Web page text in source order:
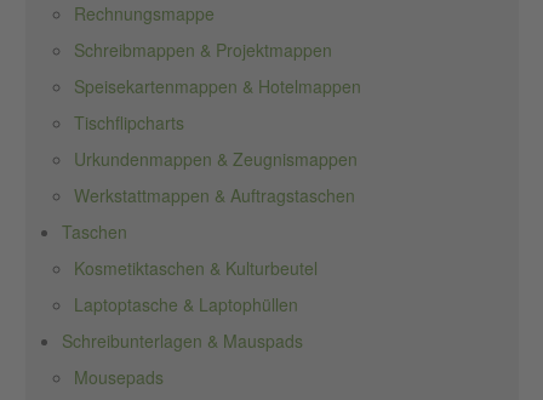
Rechnungsmappe
Schreibmappen & Projektmappen
Speisekartenmappen & Hotelmappen
Tischflipcharts
Urkundenmappen & Zeugnismappen
Werkstattmappen & Auftragstaschen
Taschen
Kosmetiktaschen & Kulturbeutel
Laptoptasche & Laptophüllen
Schreibunterlagen & Mauspads
Mousepads